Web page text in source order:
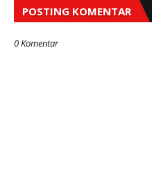
POSTING KOMENTAR
0 Komentar